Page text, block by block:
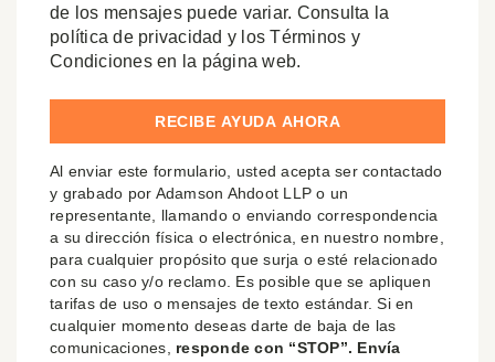
de los mensajes puede variar. Consulta la
política de privacidad y los Términos y
Condiciones en la página web.
Al enviar este formulario, usted acepta ser contactado
y grabado por Adamson Ahdoot LLP o un
representante, llamando o enviando correspondencia
a su dirección física o electrónica, en nuestro nombre,
para cualquier propósito que surja o esté relacionado
con su caso y/o reclamo. Es posible que se apliquen
tarifas de uso o mensajes de texto estándar. Si en
cualquier momento deseas darte de baja de las
comunicaciones, responde con “STOP”. Envía